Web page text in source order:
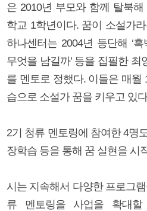
은 2010년 부모와 함께 탈북
학교 1학년이다. 꿈이 소설가
하나센터는 2004년 등단해 ‘흑
무엇을 남길까’ 등을 집필한 최
를 멘토로 정했다. 이들은 매월
습으로 소설가 꿈을 키우고 있
2기 청류 멘토링에 참여한 4명
장학습 등을 통해 꿈 실현을 시
시는 지속해서 다양한 프로그
류 멘토링을 사업을 확대